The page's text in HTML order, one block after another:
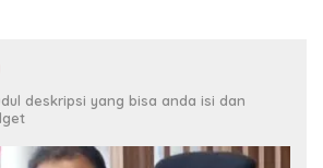
deskripsi yang bisa anda isi dan